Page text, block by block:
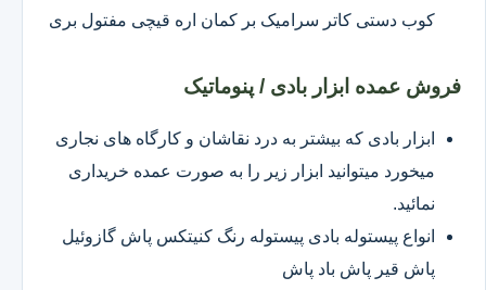
کوب دستی کاتر سرامیک بر کمان اره قیچی مفتول بری
فروش عمده ابزار بادی / پنوماتیک
ابزار بادی که بیشتر به درد نقاشان و کارگاه های نجاری
میخورد میتوانید ابزار زیر را به صورت عمده خریداری
نمائید.
انواع پیستوله بادی پیستوله رنگ کنیتکس پاش گازوئیل
پاش قیر پاش باد پاش